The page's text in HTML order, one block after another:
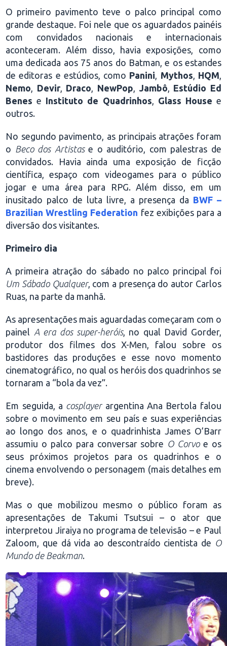
O primeiro pavimento teve o palco principal como
grande destaque. Foi nele que os aguardados painéis
com convidados nacionais e internacionais
aconteceram. Além disso, havia exposições, como
uma dedicada aos 75 anos do Batman, e os estandes
de editoras e estúdios, como Panini Mythos HQM
Nemo
Devir, Draco NewPop Jambô Estúdio Ed
Benes e Instituto de Quadrinhos Glass House e
outros.
No segundo pavimento, as principais atrações foram
o Beco dos Artistase o auditório, com palestras de
convidados. Havia ainda uma exposição de ficção
científica, espaço com videogames para o público
jogar e uma área para RPG. Além disso, em um
inusitado palco de luta livre, a presença da BWF –
Brazilian Wrestling Federation fez exibições para a
diversão dos visitantes.
Primeiro dia
A primeira atração do sábado no palco principal foi
Um Sábado Qualquer, com a presença do autor Carlos
Ruas, na parte da manhã.
As apresentações mais aguardadas começaram com o
painel A era dos super-heróis, no qual David Gorder,
produtor dos filmes dos X-Men, falou sobre os
bastidores das produções e esse novo momento
cinematográfico, no qual os heróis dos quadrinhos se
tornaram a “bola da vez”.
Em seguida, a cosplayerargentina Ana Bertola falou
sobre o movimento em seu país e suas experiências
ao longo dos anos, e o quadrinhista James O’Barr
assumiu o palco para conversar sobre O Corvoe os
seus próximos projetos para os quadrinhos e o
cinema envolvendo o personagem (mais detalhes em
breve).
Mas o que mobilizou mesmo o público foram as
apresentações de Takumi Tsutsui – o ator que
interpretou Jiraiya no programa de televisão – e Paul
Zaloom, que dá vida ao descontraído cientista de O
Mundo de Beakman.